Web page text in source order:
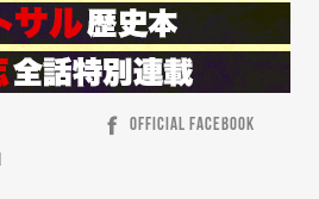
OFFICIAL FACEBOOK